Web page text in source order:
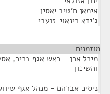
אימאן ח'טיב יאסין
ג'ידא רינאוי-זועבי
מוזמנים
מיכל ארן - ראש אגף בכיר,
והשיכון
ניסים אברהם - מנהל אגף